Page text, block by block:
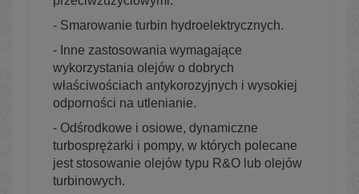
- Smarowanie turbin hydroelektrycznych.
- Inne zastosowania wymagające
wykorzystania olejów o dobrych
właściwościach antykorozyjnych i wysokiej
odporności na utlenianie.
- Odśrodkowe i osiowe, dynamiczne
turbosprężarki i pompy, w których polecane
jest stosowanie olejów typu R&O lub olejów
turbinowych.